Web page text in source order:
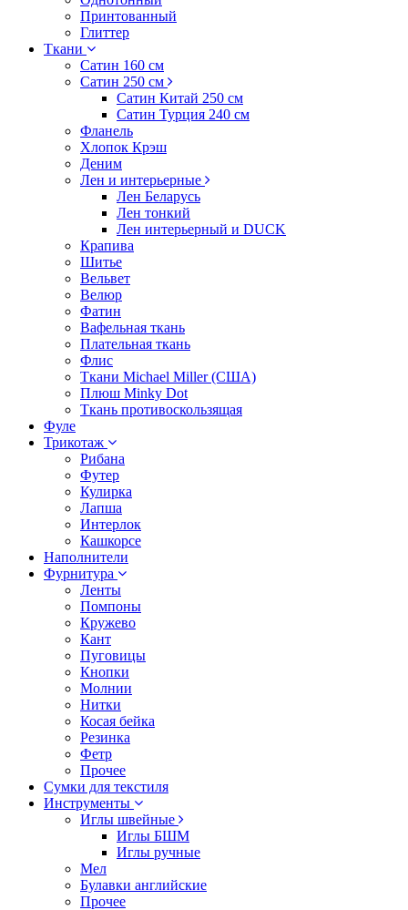
Принтованный
Глиттер
Ткани
Сатин 160 см
Сатин 250 см
Сатин Китай 250 см
Сатин Турция 240 см
Фланель
Хлопок Крэш
Деним
Лен и интерьерные
Лен Беларусь
Лен тонкий
Лен интерьерный и DUCK
Крапива
Шитье
Вельвет
Велюр
Фатин
Вафельная ткань
Плательная ткань
Флис
Ткани Michael Miller (США)
Плюш Minky Dot
Ткань противоскользящая
Фуле
Трикотаж
Рибана
Футер
Кулирка
Лапша
Интерлок
Кашкорсе
Наполнители
Фурнитура
Ленты
Помпоны
Кружево
Кант
Пуговицы
Кнопки
Молнии
Нитки
Косая бейка
Резинка
Фетр
Прочее
Сумки для текстиля
Инструменты
Иглы швейные
Иглы БШМ
Иглы ручные
Мел
Булавки английские
Прочее